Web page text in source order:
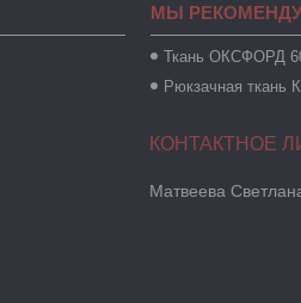
МЫ
Ткань ОКСФОРД
Рюкзачная ткань
Maтвеева